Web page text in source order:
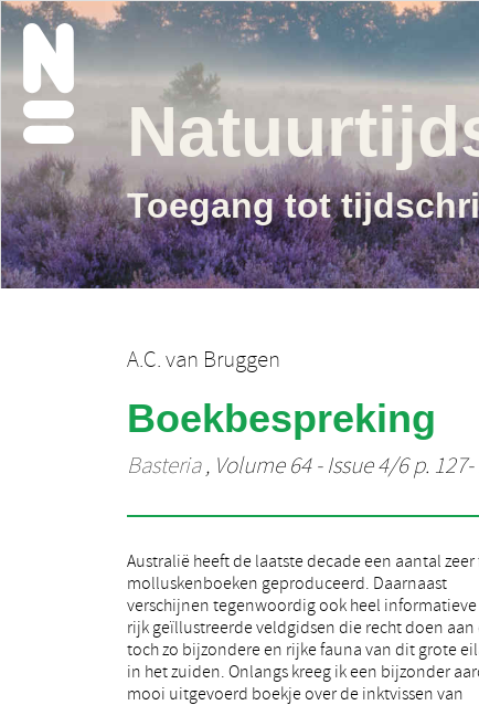
Toegang tot
A.C. van Bruggen
Boekbespreking
Basteria, Volume 64 - Issue 4/6 p. 127-
Australië heeft de laatste decade een aantal zeer
molluskenboeken geproduceerd. Daarnaast
verschijnen tegenwoordig ook heel informatieve
rijk geïllustreerde veldgidsen die recht doen aan
toch zo bijzondere en rijke fauna van dit grote
in het zuiden. Onlangs kreeg ik een bijzonder
mooi uitgevoerd boekje over de inktvissen van
soorten Cephalopoda ter wereld. Het werkje
slechts 96 pagina’s waarop meer dan 60 soorten
behandeld worden. De meeste zijn afgebeeld
onder water genomen kleurenfoto’s, waarnaast
nog verspreidingskaartjes opgenomen zijn.
kunnen lang niet alle soorten besproken
vormen van open zee en diep water zijn